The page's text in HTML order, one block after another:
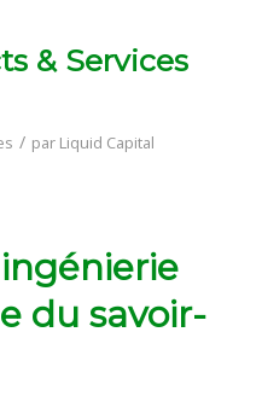
& Services
/ par Liquid Capital
du savoir-